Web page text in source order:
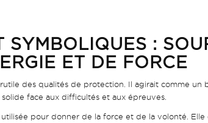
SYMBOLIQUES :
ET DE FORCE
des qualités de protection. Il agirait comme un
face aux difficultés et aux épreuves.
pour donner de la force et de la volonté. Elle